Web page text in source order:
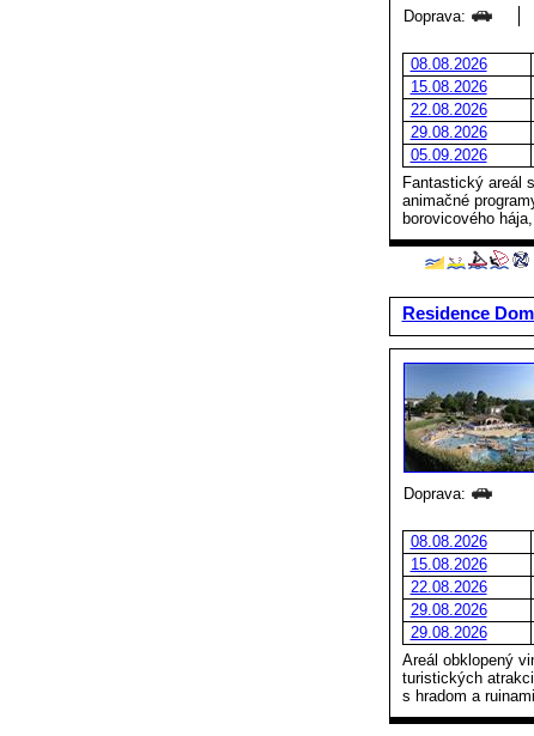
Doprava:
08.08.2026
15.08.2026
22.08.2026
29.08.2026
05.09.2026
Fantastický areál
animačné
borovicového
Residence
Doprava:
08.08.2026
15.08.2026
22.08.2026
29.08.2026
29.08.2026
Areál obklopený
turistických
s hradom a